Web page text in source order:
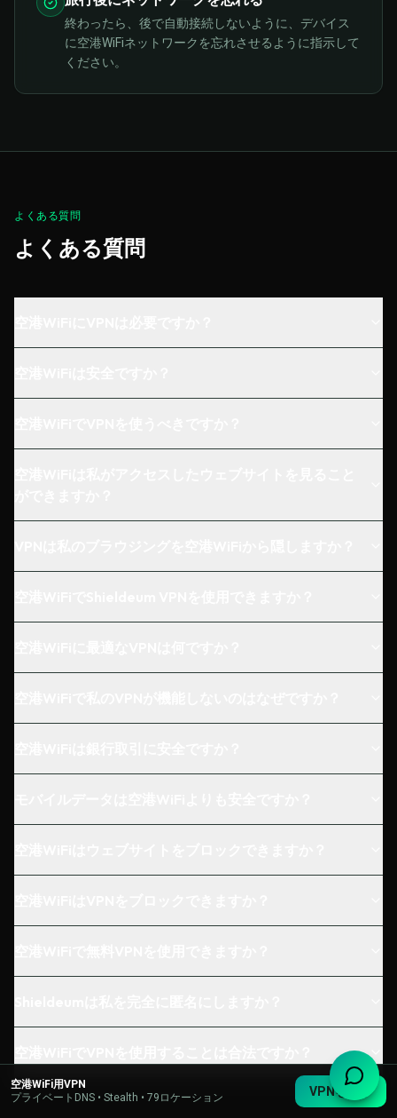
終わったら、後で自動接続しないように、デバイス
に空港WiFiネットワークを忘れさせるように指示して
ください。
よくある質問
よくある質問
空港WiFi用VPN
プライベートDNS • Stealth • 79ロケーション
VPNを入手